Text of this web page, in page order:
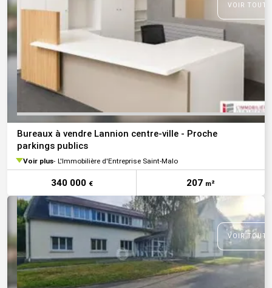
VOIR
Bureaux à vendre Lannion centre-ville - Proche
parkings publics
Voir plus L'Immobilière d'Entreprise Saint-Malo
340 000 € 207 m²
VOIR